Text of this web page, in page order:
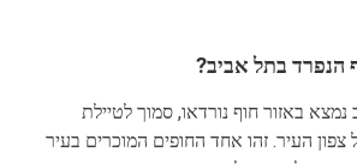
באזור חוף נורדאו, סמוך לטיילת
צפון העיר. זהו אחד החופים המוכרים בעיר